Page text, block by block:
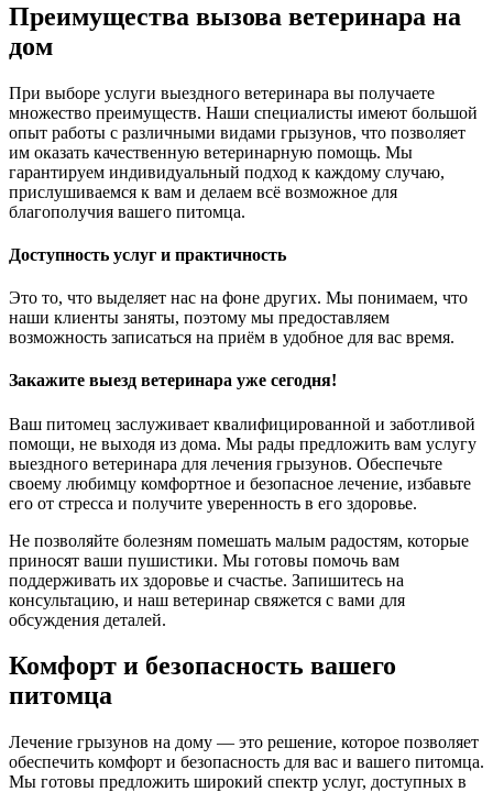
Преимущества вызова ветеринара на
дом
При выборе услуги выездного ветеринара вы получаете
множество преимуществ. Наши специалисты имеют большой
опыт работы с различными видами грызунов, что позволяет
им оказать качественную ветеринарную помощь. Мы
гарантируем индивидуальный подход к каждому случаю,
прислушиваемся к вам и делаем всё возможное для
благополучия вашего питомца.
Доступность услуг и практичность
Это то, что выделяет нас на фоне других. Мы понимаем, что
наши клиенты заняты, поэтому мы предоставляем
возможность записаться на приём в удобное для вас время.
Закажите выезд ветеринара уже сегодня!
Ваш питомец заслуживает квалифицированной и заботливой
помощи, не выходя из дома. Мы рады предложить вам услугу
выездного ветеринара для лечения грызунов. Обеспечьте
своему любимцу комфортное и безопасное лечение, избавьте
его от стресса и получите уверенность в его здоровье.
Не позволяйте болезням помешать малым радостям, которые
приносят ваши пушистики. Мы готовы помочь вам
поддерживать их здоровье и счастье. Запишитесь на
консультацию, и наш ветеринар свяжется с вами для
обсуждения деталей.
Комфорт и безопасность вашего
питомца
Лечение грызунов на дому — это решение, которое позволяет
обеспечить комфорт и безопасность для вас и вашего питомца.
Мы готовы предложить широкий спектр услуг, доступных в